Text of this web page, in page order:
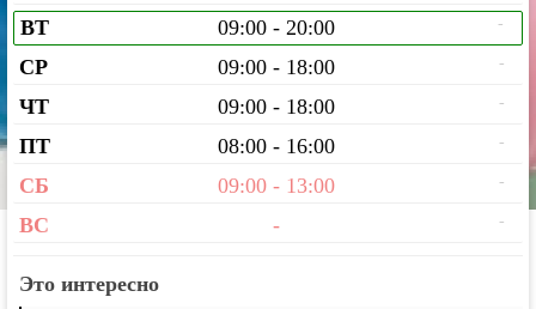
ВТ 09:00 - 20:00 -
СР 09:00 - 18:00 -
ЧТ 09:00 - 18:00 -
ПТ 08:00 - 16:00 -
СБ 09:00 - 13:00 -
ВС - -
Это интересно